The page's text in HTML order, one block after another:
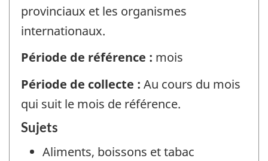
provinciaux et les organismes
internationaux.
Période de référence : mois
Période de collecte : Au cours du mois
qui suit le mois de référence.
Sujets
Aliments, boissons et tabac